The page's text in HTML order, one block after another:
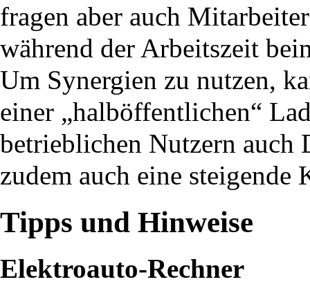
fragen aber auch
während der Arbeitszeit
Um Synergien zu nutzen,
einer „halböffentlichen“
betrieblichen Nutzern auch
zudem auch eine steigende
Tipps und Hinweise
Elektroauto-Rechner